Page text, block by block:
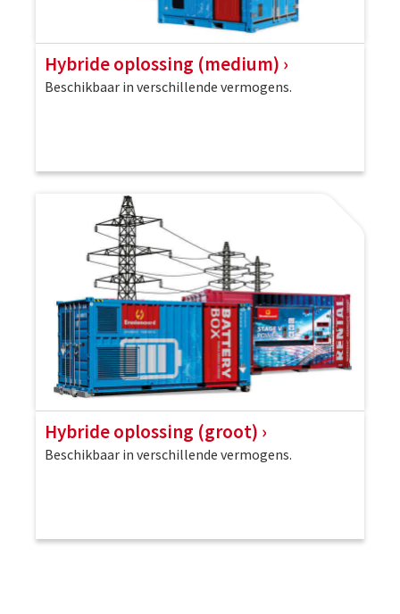
Hybride oplossing (medium)
Beschikbaar in verschillende vermogens.
Hybride oplossing (groot)
Beschikbaar in verschillende vermogens.